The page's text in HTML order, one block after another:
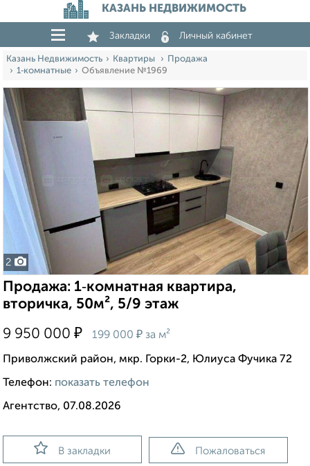
КАЗАНЬ НЕДВИЖИМОСТЬ
Закладки Личный кабинет
Казань Недвижимость Квартиры
Продажа
1‑комнатные
Объявление №1969
2
Продажа: 1‑комнатная квартира,
вторичка, 50м², 5/9 этаж
9 950 000 ₽ 199 000 ₽ за м²
Приволжский район, мкр. Горки-2, Юлиуса Фучика 72
Телефон: показать телефон
Агентство, 07.08.2026
В закладки Пожаловаться